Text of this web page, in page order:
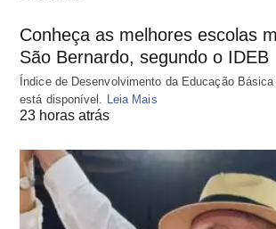
Conheça as melhores escolas
São Bernardo, segundo o IDEB
Índice de Desenvolvimento da Educação
está disponível.
Leia Mais
23 horas atrás